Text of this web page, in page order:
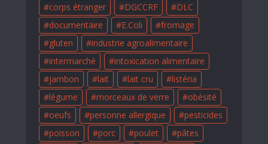
corps étranger
DGCCRF
DLC
documentaire
E.Coli
fromage
gluten
industrie agroalimentaire
intermarché
intoxication alimentaire
jambon
lait lait cru
listéria
légume
morceaux de verre
obésité
oeufs
personne allergique
pesticides
poisson
porc poulet
pâtes